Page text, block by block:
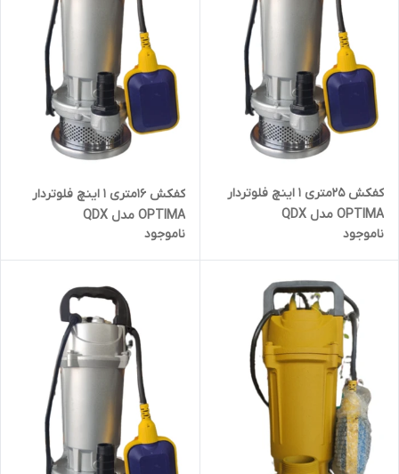
کفکش 25متری 1 اینچ فلوتردار
OPTIMA مدل QDX
1.5_25_0.55F
ناموجود
کفکش 16متری 1 اینچ فلوتردار
OPTIMA مدل QDX
1.5_16_0.37F
ناموجود